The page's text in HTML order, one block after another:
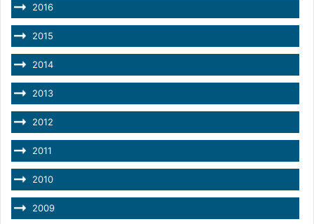
2016
2015
2014
2013
2012
2011
2010
2009